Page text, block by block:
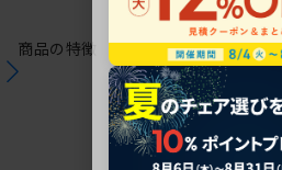
商品の特徴